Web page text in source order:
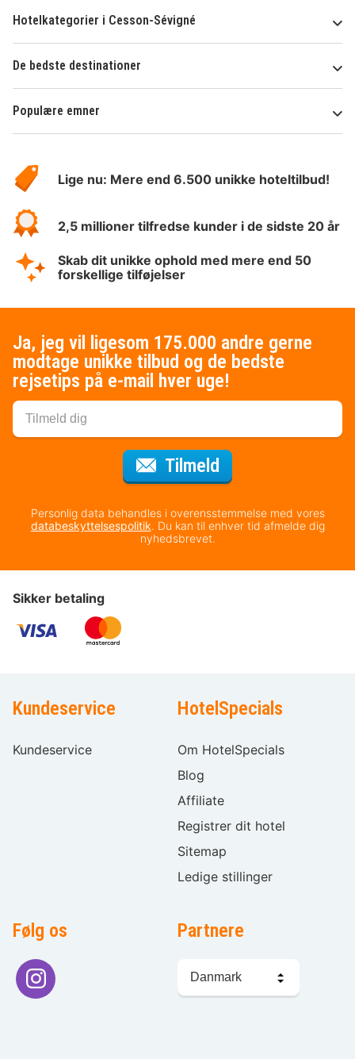
Hotelkategorier i Cesson-Sévigné
De bedste destinationer
Populære emner
HotelSpecials
Lige nu: Mere end 6.500 unikke hoteltilbud!
2,5 millioner tilfredse kunder i de sidste 20 år
Skab dit unikke ophold med mere end 50
forskellige tilføjelser
Ja, jeg vil ligesom 175.000 andre gerne
modtage unikke tilbud og de bedste
rejsetips på e-mail hver uge!
Tilmeld
Personlig data behandles i overensstemmelse med vores
databeskyttelsespolitik. Du kan til enhver tid afmelde dig
nyhedsbrevet.
Sikker betaling
Kundeservice
Kundeservice
HotelSpecials
Om HotelSpecials
Blog
Affiliate
Registrer dit hotel
Sitemap
Ledige stillinger
Følg os Partnere